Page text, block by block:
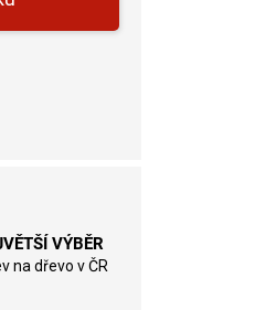
VÝBĚR
na dřevo v ČR